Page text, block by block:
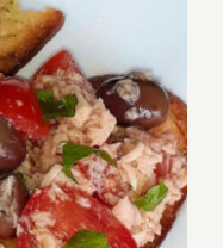
pomodorini,